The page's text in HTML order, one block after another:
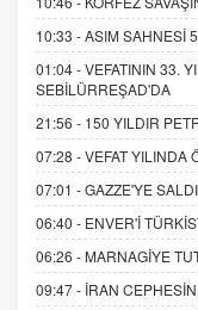
10:33 -ASIM SAHNESİ
01:04 -VEFATININ 33.
SEBİLÜRREŞAD'DA
21:56 - 150 YILDIR
07:28 -VEFAT YILINDA
07:01 -GAZZE'YE
06:40 - ENVER'İ
06:26 - MARNAGİYE
09:47 - İRAN